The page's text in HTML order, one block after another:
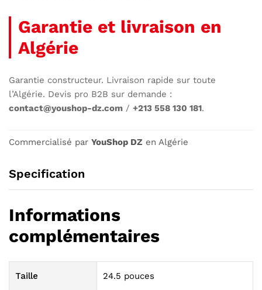
Garantie et livraison en
Algérie
Garantie constructeur. Livraison rapide sur toute
l’Algérie. Devis pro B2B sur demande :
contact@youshop-dz.com / +213 558 130 181.
Commercialisé par YouShop DZ en Algérie
Specification
Informations
complémentaires
Taille 24.5 pouces